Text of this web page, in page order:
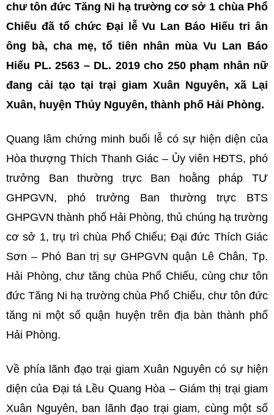
chư tôn đức Tăng Ni hạ trường cơ sở 1 chùa Phổ
Chiếu đã tổ chức Đại lễ Vu Lan Báo Hiếu tri ân
ông bà, cha mẹ, tổ tiên nhân mùa Vu Lan Báo
Hiếu PL. 2563 – DL. 2019 cho 250 phạm nhân nữ
đang cải tạo tại trại giam Xuân Nguyên, xã Lại
Xuân, huyện Thủy Nguyên, thành phố Hải Phòng.
Quang lâm chứng minh buổi lễ có sự hiện diện của
Hòa thượng Thích Thanh Giác – Ủy viên HĐTS, phó
trưởng Ban thường trực Ban hoằng pháp TƯ
GHPGVN, phó trưởng Ban thường trực BTS
GHPGVN thành phố Hải Phòng, thủ chúng hạ trường
cơ sở 1, trụ trì chùa Phổ Chiếu; Đại đức Thích Giác
Sơn – Phó Ban trị sự GHPGVN quận Lê Chân, Tp.
Hải Phòng, chư tăng chùa Phổ Chiếu, cùng chư tôn
đức Tăng Ni hạ trường chùa Phổ Chiếu, chư tôn đức
tăng ni một số quận huyện trên địa bàn thành phố
Hải Phòng.
Về phía lãnh đạo trại giam Xuân Nguyên có sự hiện
diện của Đại tá Lều Quang Hòa – Giám thị trại giam
Xuân Nguyên, ban lãnh đạo trại giam, cùng một số